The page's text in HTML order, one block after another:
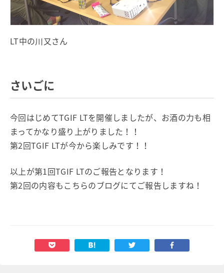
LT中の川又さん
さいごに
今回はじめてTGIF LTを開催しましたが、お酒の力も相
まってかなり盛り上がりました！！
第2回TGIF LTが今から楽しみです！！
以上が第1回TGIF LTのご報告となります！
第2回の内容もこちらのブログにてご報告しますね！